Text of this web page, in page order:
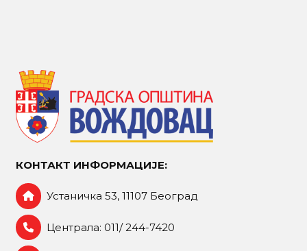
КОНТАКТ ИНФОРМАЦИЈЕ:
Устаничка 53, 11107 Београд
Централа: 011/ 244-7420